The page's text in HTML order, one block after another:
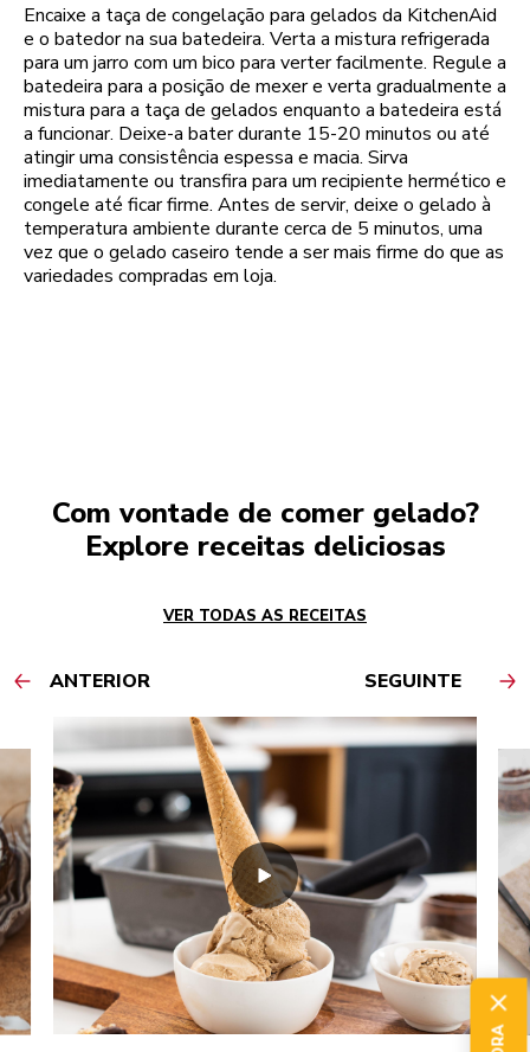
Encaixe a taça de congelação para gelados da KitchenAid
e o batedor na sua batedeira. Verta a mistura refrigerada
para um jarro com um bico para verter facilmente. Regule a
batedeira para a posição de mexer e verta gradualmente a
mistura para a taça de gelados enquanto a batedeira está
a funcionar. Deixe-a bater durante 15-20 minutos ou até
atingir uma consistência espessa e macia. Sirva
imediatamente ou transfira para um recipiente hermético e
congele até ficar firme. Antes de servir, deixe o gelado à
temperatura ambiente durante cerca de 5 minutos, uma
vez que o gelado caseiro tende a ser mais firme do que as
variedades compradas em loja.
Com vontade de comer gelado?
Explore receitas deliciosas
VER TODAS AS RECEITAS
ANTERIOR SEGUINTE